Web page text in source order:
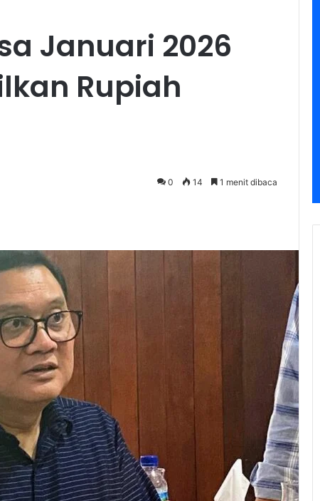
Januari 2026
Rupiah
0 14 1 menit dibaca